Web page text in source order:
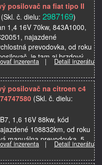
posilovač na fiat tipo II
(Skl. č. dielu: 2987169)
1,4 16V 70kw, 843A1000,
najazdené
prevodovka, od roku
je tam aj brzdový
nádr…
inzerenta | Detail inzerátu
posilovač na citroen c4
(Skl. č. dielu:
1,6 16V 88kw, kód
108832km, od roku
manuálna prevodovka, 5
hlavný
p…
inzerenta | Detail inzerátu